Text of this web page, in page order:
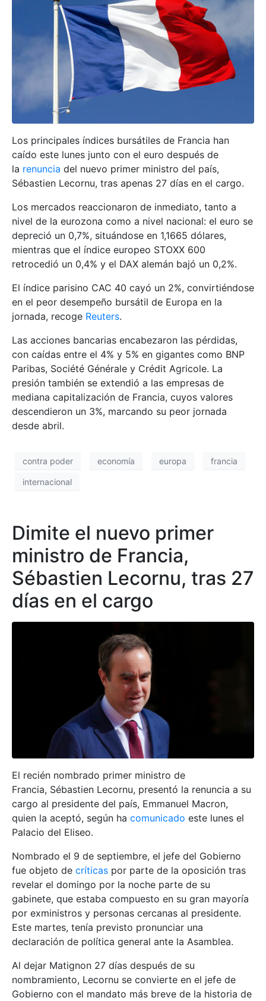
Los principales índices bursátiles de Francia han
caído este lunes junto con el euro después de
la renuncia del nuevo primer ministro del país,
Sébastien Lecornu, tras apenas 27 días en el cargo.
Los mercados reaccionaron de inmediato, tanto a
nivel de la eurozona como a nivel nacional: el euro se
depreció un 0,7%, situándose en 1,1665 dólares,
mientras que el índice europeo STOXX 600
retrocedió un 0,4% y el DAX alemán bajó un 0,2%.
El índice parisino CAC 40 cayó un 2%, convirtiéndose
en el peor desempeño bursátil de Europa en la
jornada, recoge Reuters.
Las acciones bancarias encabezaron las pérdidas,
con caídas entre el 4% y 5% en gigantes como BNP
Paribas, Société Générale y Crédit Agricole. La
presión también se extendió a las empresas de
mediana capitalización de Francia, cuyos valores
descendieron un 3%, marcando su peor jornada
desde abril.
contra poder economía europa francia
internacional
Dimite el nuevo primer
ministro de Francia,
Sébastien Lecornu, tras 27
días en el cargo
El recién nombrado primer ministro de
Francia, Sébastien Lecornu, presentó la renuncia a su
cargo al presidente del país, Emmanuel Macron,
quien la aceptó, según ha comunicado este lunes el
Palacio del Eliseo.
Nombrado el 9 de septiembre, el jefe del Gobierno
fue objeto de críticas por parte de la oposición tras
revelar el domingo por la noche parte de su
gabinete, que estaba compuesto en su gran mayoría
por exministros y personas cercanas al presidente.
Este martes, tenía previsto pronunciar una
declaración de política general ante la Asamblea.
Al dejar Matignon 27 días después de su
nombramiento, Lecornu se convierte en el jefe de
Gobierno con el mandato más breve de la historia de